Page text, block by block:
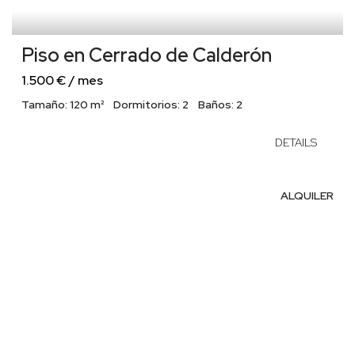
Piso en Cerrado de Calderón
1.500 € / mes
Tamaño: 120 m² Dormitorios: 2 Baños: 2
DETAILS
ALQUILER